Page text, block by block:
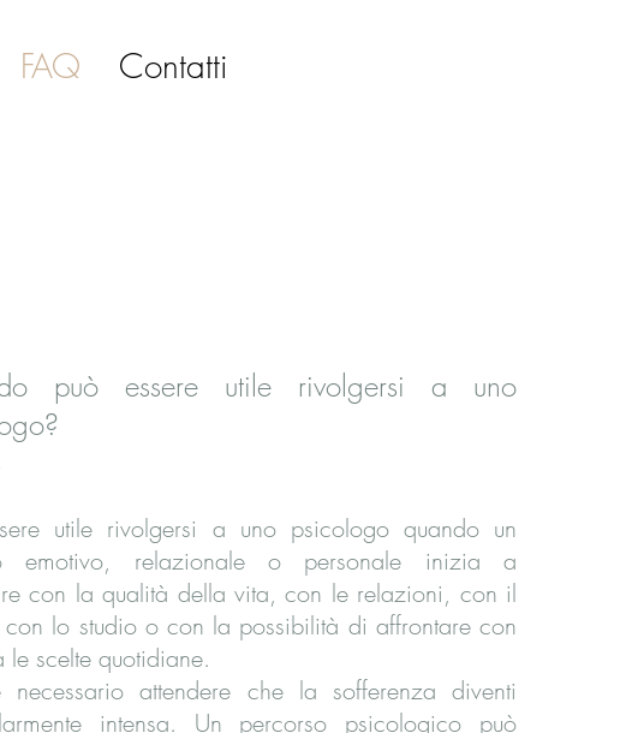
FAQ Contatti
può essere utile rivolgersi a uno
utile rivolgersi a uno psicologo quando un
emotivo, relazionale o personale inizia a
con la qualità della vita, con le relazioni, con il
lo studio o con la possibilità di affrontare con
le scelte quotidiane.
attendere che la sofferenza diventi
intensa. Un percorso psicologico può